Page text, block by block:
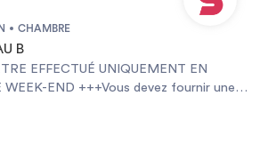
CHAMBRE
B
EFFECTUÉ UNIQUEMENT EN
devez fournir une
et une assurance habitation+++